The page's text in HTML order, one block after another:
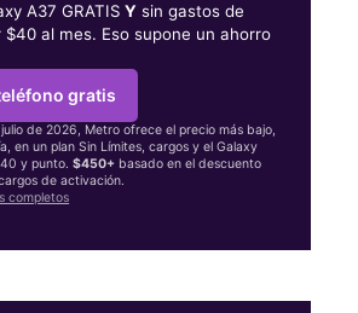
A37 GRATISY sin gastos de
$40 al mes. Eso supone un ahorro
gratis
de 2026, Metro ofrece el precio más bajo,
en un plan Sin Límites, cargos y el Galaxy
y punto.$450+ basado en el descuento
de activación.
completos